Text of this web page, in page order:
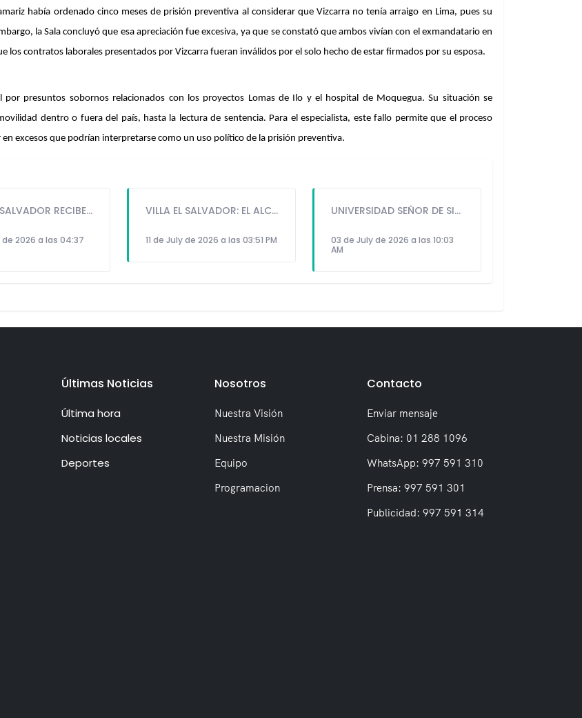
había ordenado cinco meses de prisión preventiva al considerar que Vizcarra no tenía arraigo en Lima, pues su
la Sala concluyó que esa apreciación fue excesiva, ya que se constató que ambos vivían con el exmandatario en
los contratos laborales presentados por Vizcarra fueran inválidos por el solo hecho de estar firmados por su esposa.
presuntos sobornos relacionados con los proyectos Lomas de Ilo y el hospital de Moquegua. Su situación se
dentro o fuera del país, hasta la lectura de sentencia. Para el especialista, este fallo permite que el proceso
excesos que podrían interpretarse como un uso político de la prisión preventiva.
VILLA EL SALVADOR RECIBE A ANA CORREA PARA PRESENTAR LIBRO SOBRE MEMORIA, TEATRO Y RESISTENCIA DURANTE EL CONFLICTO ARMADO INTERNO.
de 2026 a las 04:37
VILLA EL SALVADOR: EL ALCALDE GUIDO IÑIGO PERALTA PRIORIZÓ CONCIERTO DE SOMOS PERÚ Y NO ASISTIÓ AL DESFILE ESCOLAR CÍVICO CULTURAL 2026
11 de July de 2026 a las 03:51 PM
UNIVERSIDAD SEÑOR DE SIPÁN PRESENTÓ ROBOT HUMANOIDE DE ÚLTIMA GENERACIÓN PARA FORTALECER LA INVESTIGACIÓN Y LA FORMACIÓN ACADÉMICA
03 de July de 2026 a las 10:03
AM
Últimas Noticias
Última hora
Noticias locales
Deportes
Nosotros
Nuestra Visión
Nuestra Misión
Equipo
Programacion
Contacto
Enviar mensaje
Cabina: 01 288 1096
WhatsApp: 997 591 310
Prensa: 997 591 301
Publicidad: 997 591 314